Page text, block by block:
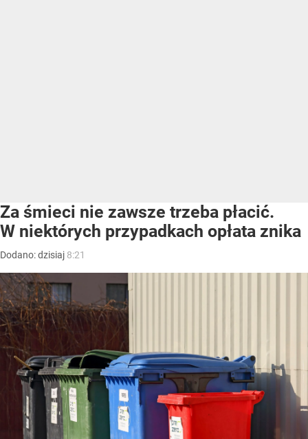
Za śmieci nie zawsze trzeba płacić.
W niektórych przypadkach opłata znika
Dodano:dzisiaj 8:21